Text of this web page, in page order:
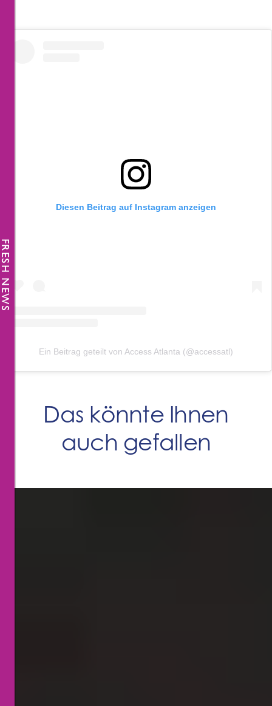
Diesen Beitrag auf Instagram anzeigen
Ein Beitrag geteilt von Access Atlanta (@accessatl)
Das könnte Ihnen
auch gefallen
NEWS